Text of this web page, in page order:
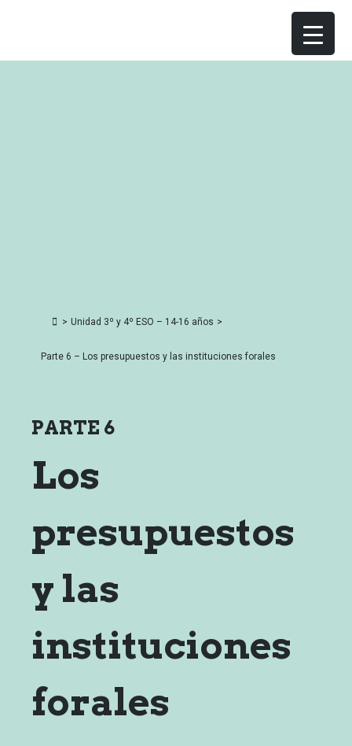
> Unidad 3º y 4º ESO – 14-16 años >
Parte 6 – Los presupuestos y las instituciones forales
PARTE 6
Los
presupuestos
y las
instituciones
forales